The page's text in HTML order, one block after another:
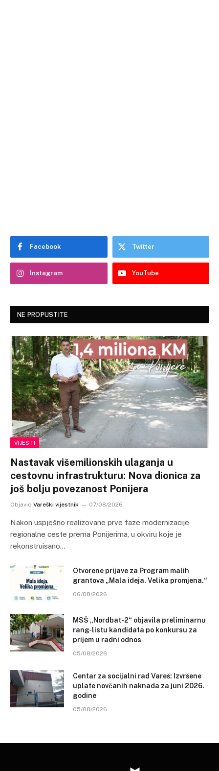
Facebook Twitter
Instagram YouTube
NE PROPUSTITE
VIJESTI
Nastavak višemilionskih ulaganja u
cestovnu infrastrukturu: Nova dionica za
još bolju povezanost Ponijera
Objavio Vareški vijestnik 07/08/2026
Nakon uspješno realizovane prve faze modernizacije
regionalne ceste prema Ponijerima, u okviru koje je
rekonstruisano…
Otvorene prijave za Program malih
grantova „Mala ideja. Velika promjena.“
06/08/2026
MSŠ „Nordbat-2“ objavila preliminarnu
rang-listu kandidata po konkursu za
prijem u radni odnos
05/08/2026
Centar za socijalni rad Vareš: Izvršene
uplate novčanih naknada za juni 2026.
godine
05/08/2026